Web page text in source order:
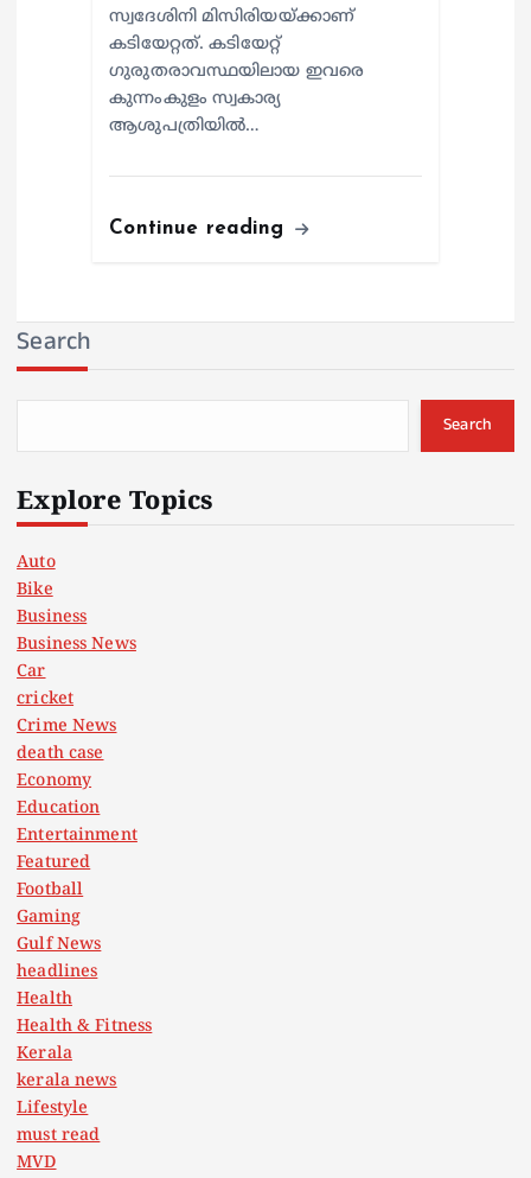
സ്വദേശിനി മിസിരിയയ്ക്കാണ്
കടിയേറ്റത്. കടിയേറ്റ്
ഗുരുതരാവസ്ഥയിലായ ഇവരെ
കുന്നംകുളം സ്വകാര്യ
ആശുപത്രിയില്‍…
Continue reading
Search
Search
Explore Topics
Auto
Bike
Business
Business News
Car
cricket
Crime News
death case
Economy
Education
Entertainment
Featured
Football
Gaming
Gulf News
headlines
Health
Health & Fitness
Kerala
kerala news
Lifestyle
must read
MVD